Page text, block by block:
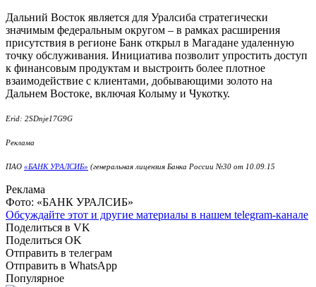
Дальний Восток является для Уралсиба стратегически
значимым федеральным округом – в рамках расширения
присутствия в регионе Банк открыл в Магадане удаленную
точку обслуживания. Инициатива позволит упростить доступ
к финансовым продуктам и выстроить более плотное
взаимодействие с клиентами, добывающими золото на
Дальнем Востоке, включая Колыму и Чукотку.
Erid: 2SDnje17G9G
Реклама
ПАО «БАНК УРАЛСИБ» (генеральная лицензия Банка России №30 от 10.09.15
Реклама
Фото: «БАНК УРАЛСИБ»
Обсуждайте этот и другие материалы в нашем telegram-канале
Поделиться в VK
Поделиться OK
Отправить в телеграм
Отправить в WhatsApp
Популярное